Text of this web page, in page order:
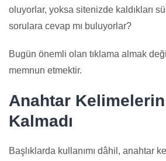
oluyorlar, yoksa sitenizde kaldıkları
sorulara cevap mı buluyorlar?
Bugün önemli olan tıklama almak
memnun etmektir.
Anahtar
Kalmadı
Başlıklarda kullanımı dâhil, anahtar